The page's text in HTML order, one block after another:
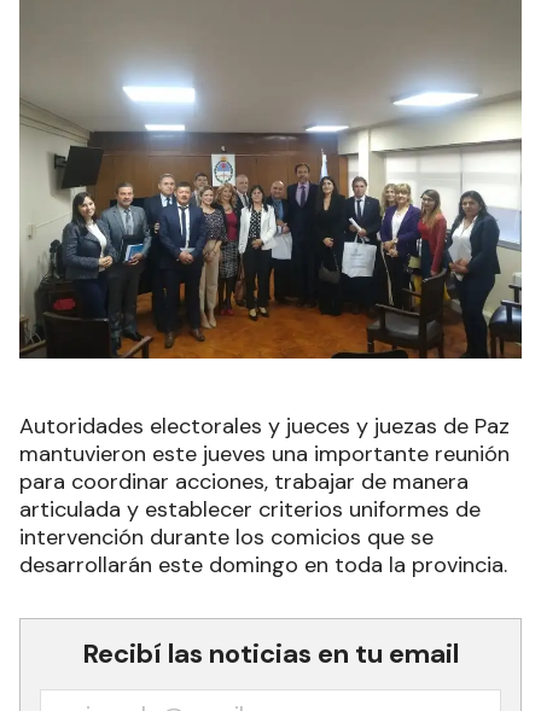
Autoridades electorales y jueces y juezas de Paz
mantuvieron este jueves una importante reunión
para coordinar acciones, trabajar de manera
articulada y establecer criterios uniformes de
intervención durante los comicios que se
desarrollarán este domingo en toda la provincia.
Recibí las noticias en tu email